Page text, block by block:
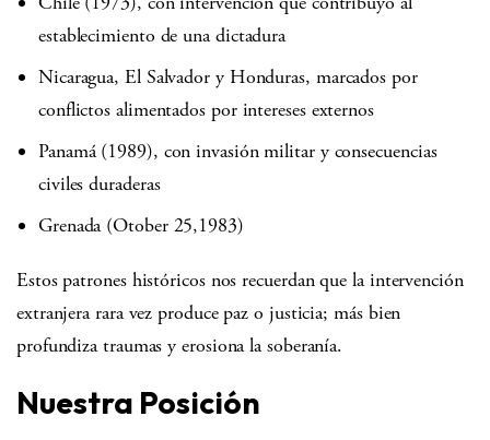
establecimiento de una dictadura
Nicaragua, El Salvador y Honduras, marcados por
conflictos alimentados por intereses externos
Panamá (1989), con invasión militar y consecuencias
civiles duraderas
Grenada (Otober 25,1983)
Estos patrones históricos nos recuerdan que la intervención
extranjera rara vez produce paz o justicia; más bien
profundiza traumas y erosiona la soberanía.
Nuestra Posición